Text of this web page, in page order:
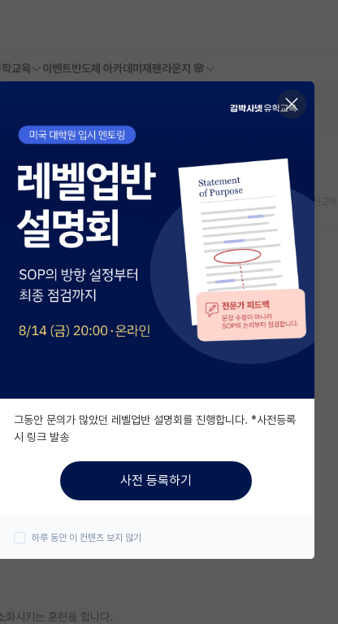
학교육 이벤트반도체 아카데미 재팬라운지 🌸
스크랩 신고하
견하게 되었습니다.
화시키는 훈련을 합니다.
그동안 문의가 많았던 레벨업반 설명회를 진행합니다. *사전등록
시 링크 발송
사전 등록하기
하루 동안 이 컨텐츠 보지 않기